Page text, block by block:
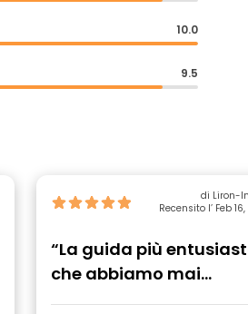
10.0
9.5
di Liron-
Recensito l’ Feb
“La guida più
che abbiamo mai
incontrato! ”